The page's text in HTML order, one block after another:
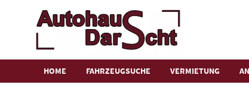
HOME FAHRZEUGSUCHE VERMIETUNG